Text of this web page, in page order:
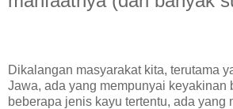
Dikalangan masyarakat kita, terutama
Jawa, ada yang mempunyai keyakinan
beberapa jenis kayu tertentu, ada yang